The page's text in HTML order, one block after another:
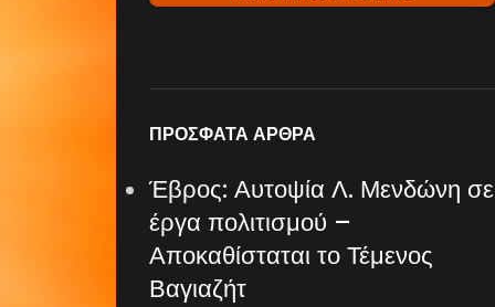
ΠΡΌΣΦΑΤΑ ΆΡΘΡΑ
Έβρος: Αυτοψία Λ. Μενδώνη σε
έργα πολιτισμού –
Αποκαθίσταται το Τέμενος
Βαγιαζήτ